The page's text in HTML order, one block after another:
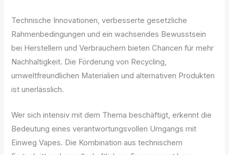
Technische Innovationen, verbesserte gesetzliche
Rahmenbedingungen und ein wachsendes Bewusstsein
bei Herstellern und Verbrauchern bieten Chancen für mehr
Nachhaltigkeit. Die Förderung von Recycling,
umweltfreundlichen Materialien und alternativen Produkten
ist unerlässlich.
Wer sich intensiv mit dem Thema beschäftigt, erkennt die
Bedeutung eines verantwortungsvollen Umgangs mit
Einweg Vapes. Die Kombination aus technischem